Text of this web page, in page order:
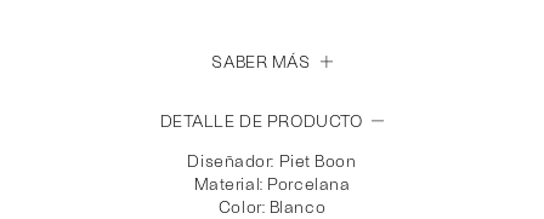
SABER MÁS
DETALLE DE PRODUCTO
Diseñador: Piet Boon
Material: Porcelana
Color: Blanco